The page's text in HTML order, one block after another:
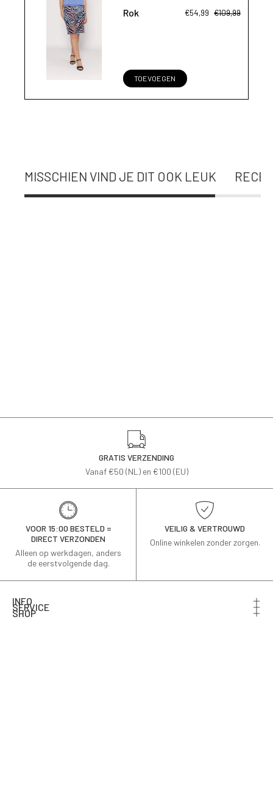
Rok €54,99 €109,99
TOEVOEGEN
MISSCHIEN VIND JE DIT OOK LEUK
GRATIS VERZENDING
Vanaf €50 (NL) en €100 (EU)
VOOR 15:00 BESTELD =
DIRECT VERZONDEN
Alleen op werkdagen, anders
de eerstvolgende dag.
VEILIG & VERTROUWD
Online winkelen zonder zorgen.
INFO
SERVICE
SHOP